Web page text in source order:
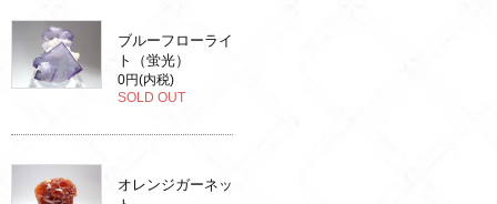
ブルーフローライ
ト（蛍光）
0円(内税)
SOLD OUT
オレンジガーネッ